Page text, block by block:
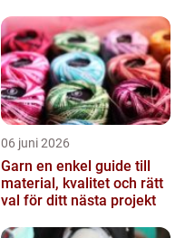
06 juni 2026
Garn en enkel guide till
material, kvalitet och rätt
val för ditt nästa projekt